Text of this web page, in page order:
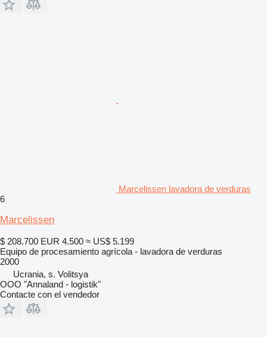
Marcelissen lavadora de verduras
6
Marcelissen
$ 208.700 EUR 4.500 ≈ US$ 5.199
Equipo de procesamiento agrícola - lavadora de verduras
2000
Ucrania, s. Volitsya
OOO "Annaland - logistik"
Contacte con el vendedor